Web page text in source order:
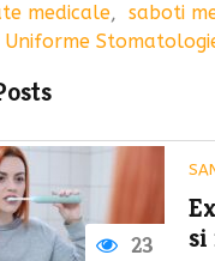
medicale, saboti
Uniforme
23
si